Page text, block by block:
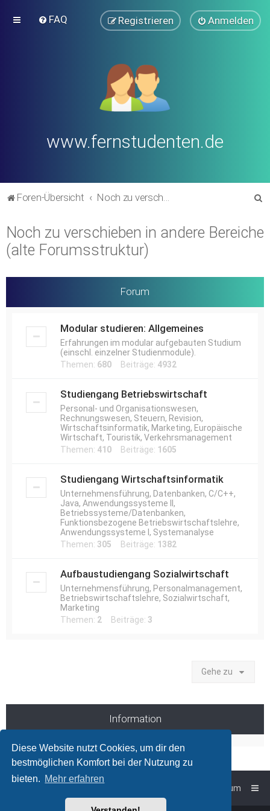
Diese Website nutzt Cookies, um dir den
bestmöglichen Komfort bei der Nutzung zu
bieten. Mehr erfahren
FAQ Anmelden
Registrieren
www.fernstudenten.de
Foren-Übersicht Noch zu verschieben in andere Bereiche (alte Forumsstruktur)
Noch zu verschieben in andere Bereiche
(alte Forumsstruktur)
Forum
Modular studieren: Allgemeines
Erfahrungen im modular aufgebauten Studium
(einschl. einzelner Studienmodule).
Themen: 680 Beiträge: 4932
Studiengang Betriebswirtschaft
Personal- und Organisationswesen,
Rechnungswesen, Steuern, Revision,
Wirtschaftsinformatik, Marketing, Europäische
Wirtschaft, Touristik, Verkehrsmanagement
Themen: 410 Beiträge: 1605
Studiengang Wirtschaftsinformatik
Unternehmensführung, Datenbanken, C/C++,
Java, Anwendungssysteme II,
Betriebssysteme/Datenbanken,
Funktionsbezogene Betriebswirtschaftslehre,
Anwendungssysteme I, Systemanalyse
Themen: 305 Beiträge: 1382
Aufbaustudiengang Sozialwirtschaft
Unternehmensführung, Personalmanagement,
Betriebswirtschaftslehre, Sozialwirtschaft,
Marketing
Themen: 2 Beiträge: 3
Gehe zu
Information
Impressum